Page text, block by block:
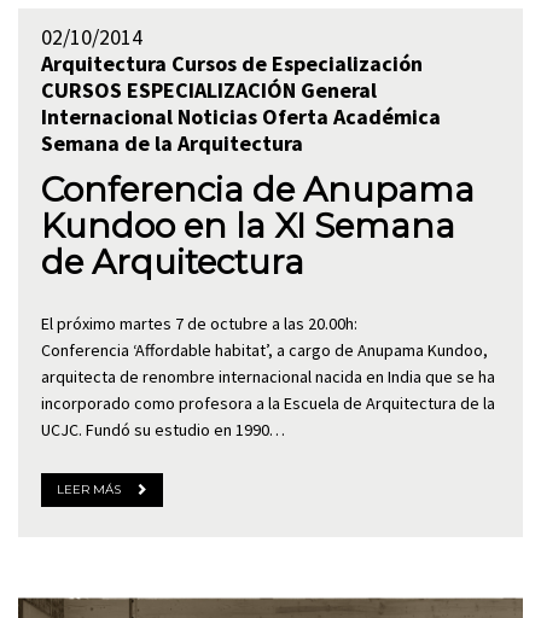
02/10/2014
Arquitectura Cursos de Especialización
CURSOS ESPECIALIZACIÓN General
Internacional Noticias Oferta Académica
Semana de la Arquitectura
Conferencia de Anupama
Kundoo en la XI Semana
de Arquitectura
El próximo martes 7 de octubre a las 20.00h:
Conferencia ‘Affordable habitat’, a cargo de Anupama Kundoo,
arquitecta de renombre internacional nacida en India que se ha
incorporado como profesora a la Escuela de Arquitectura de la
UCJC. Fundó su estudio en 1990…
LEER MÁS